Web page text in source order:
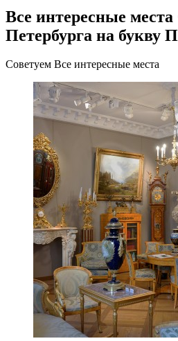
Все интересные
Петербурга на букву П
Советуем Все интересные места